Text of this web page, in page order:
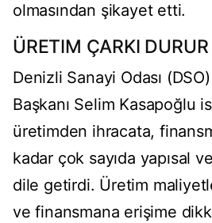
olmasından şikayet etti.
ÜRETIM ÇARKI DURUR
Denizli Sanayi Odası
Başkanı Selim Kasapoğlu
üretimden ihracata,
kadar çok sayıda yapısal
dile getirdi. Üretim
ve finansmana erişime